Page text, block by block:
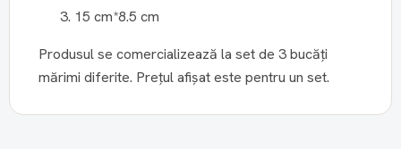
15 cm*8.5 cm
Produsul se comercializează la set de 3 bucăți
mărimi diferite. Prețul afișat este pentru un set.